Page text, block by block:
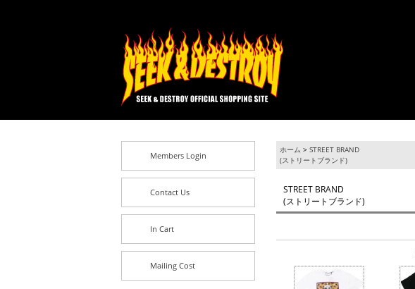
Members Login
Contact Us
In Cart
Mailing Cost
ホーム > STREET BRAND
(ストリートブランド)
STREET BRAND
(ストリートブランド)